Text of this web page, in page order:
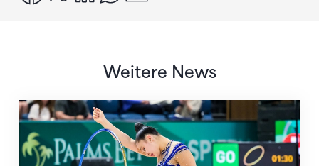
Weitere News
Nächster Halt: Weltmeisterschaft